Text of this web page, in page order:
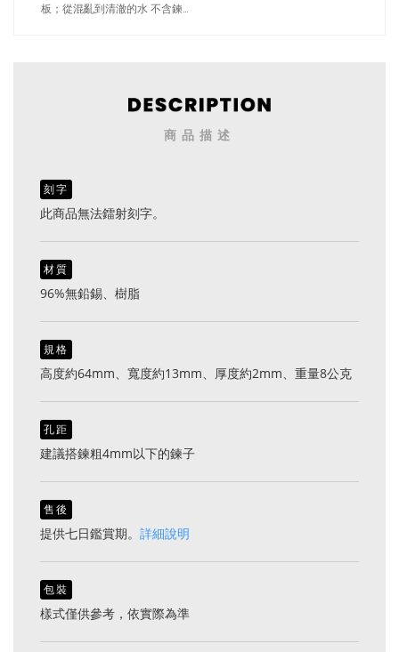
板；從混亂到清澈的水 不含鍊
商品描述
刻字
此商品無法鐳射刻字。
材質
96%無鉛錫、樹脂
規格
高度約64mm、寬度約13mm、厚度約2mm、重量8公克
孔距
建議搭鍊粗4mm以下的鍊子
售後
提供七日鑑賞期。 詳細說明
包裝
樣式僅供參考，依實際為準